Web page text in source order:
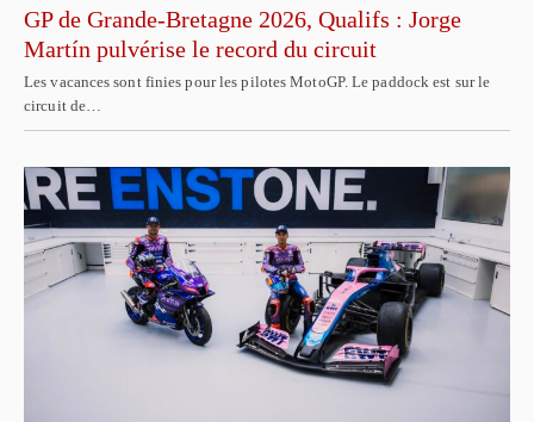
GP de Grande-Bretagne 2026, Qualifs : Jorge
Martín pulvérise le record du circuit
Les vacances sont finies pour les pilotes MotoGP. Le paddock est sur le
circuit de…